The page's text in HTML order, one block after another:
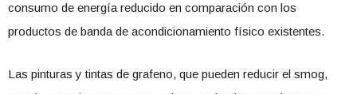
consumo de energía reducido en comparación con los
productos de banda de acondicionamiento físico existentes.
Las pinturas y tintas de grafeno, que pueden reducir el smog,